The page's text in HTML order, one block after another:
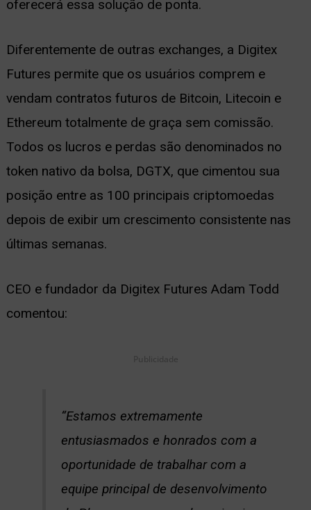
oferecerá essa solução de ponta.
Diferentemente de outras exchanges, a Digitex
Futures permite que os usuários comprem e
vendam contratos futuros de Bitcoin, Litecoin e
Ethereum totalmente de graça sem comissão.
Todos os lucros e perdas são denominados no
token nativo da bolsa, DGTX, que cimentou sua
posição entre as 100 principais criptomoedas
depois de exibir um crescimento consistente nas
últimas semanas.
CEO e fundador da Digitex Futures Adam Todd
comentou:
Publicidade
“Estamos extremamente
entusiasmados e honrados com a
oportunidade de trabalhar com a
equipe principal de desenvolvimento